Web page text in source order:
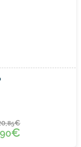
85€
90€